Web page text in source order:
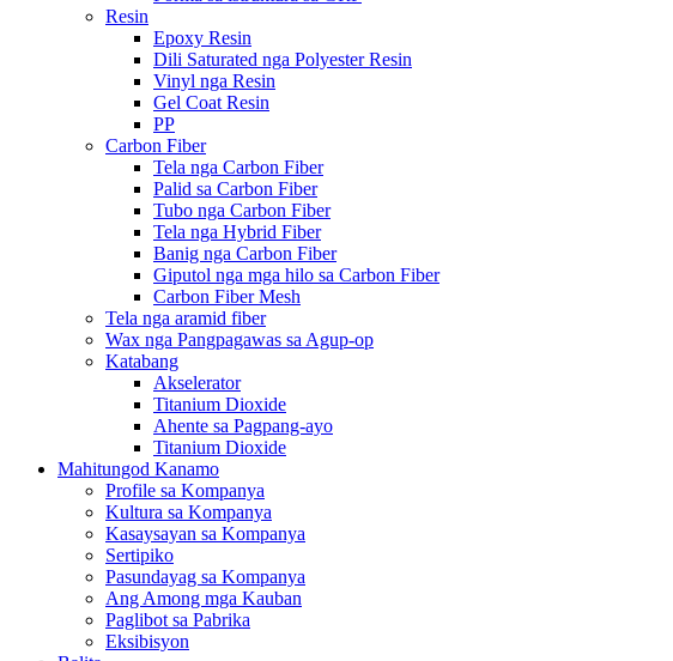
Resin
Epoxy Resin
Dili Saturated nga Polyester Resin
Vinyl nga Resin
Gel Coat Resin
PP
Carbon Fiber
Tela nga Carbon Fiber
Palid sa Carbon Fiber
Tubo nga Carbon Fiber
Tela nga Hybrid Fiber
Banig nga Carbon Fiber
Giputol nga mga hilo sa Carbon Fiber
Carbon Fiber Mesh
Tela nga aramid fiber
Wax nga Pangpagawas sa Agup-op
Katabang
Akselerator
Titanium Dioxide
Ahente sa Pagpang-ayo
Titanium Dioxide
Mahitungod Kanamo
Profile sa Kompanya
Kultura sa Kompanya
Kasaysayan sa Kompanya
Sertipiko
Pasundayag sa Kompanya
Ang Among mga Kauban
Paglibot sa Pabrika
Eksibisyon